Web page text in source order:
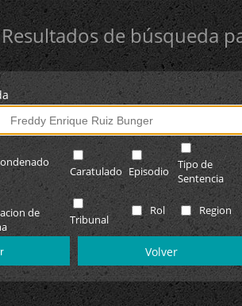
Resultados de búsqueda
Caratulado Episodio
Tipo de
Sentencia
de
Tribunal
Rol Region
Volver